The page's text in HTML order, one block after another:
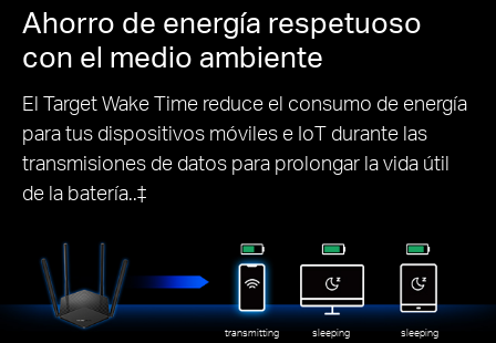
Ahorro de energía respetuoso
con el medio ambiente
El Target Wake Time reduce el consumo de energía
para tus dispositivos móviles e IoT durante las
transmisiones de datos para prolongar la vida útil
de la batería..‡
transmitting sleeping sleeping